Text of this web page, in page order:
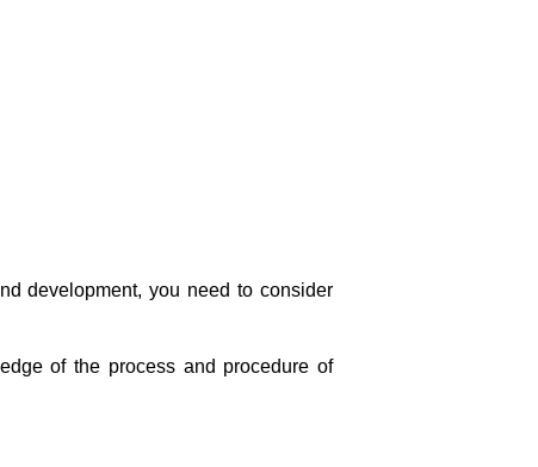
development, you need to consider
of the process and procedure of